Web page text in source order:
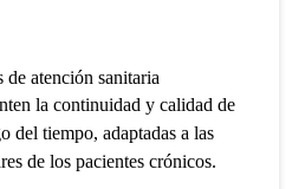
atención sanitaria
la continuidad y calidad de
del tiempo, adaptadas a las
de los pacientes crónicos.